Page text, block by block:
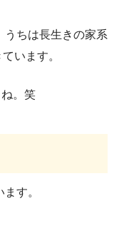
うちは長生きの家系
います。
。笑
す。